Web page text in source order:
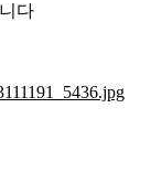
다